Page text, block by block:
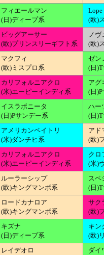
フィエールマン
(日)ディープ系
Lope
(欧)
ビッグアーサー
(欧)プリンスリーギフト系
ノヴ
(欧)
マクフィ
(欧)ミスプロ系
ゼン
(日)T
カリフォルニアクロ
(米)エーピーインディ系
アグ
(日)P
イスラボニータ
(日)Pサンデー系
ハー
(日)T
アメリカンペイトリ
(米)ダンチヒ系
アド
(欧)
カリフォルニアクロ
(米)エーピーインディ系
クロ
(米)
ルーラーシップ
(欧)キングマンボ系
スペ
(日)T
ロードカナロア
(欧)キングマンボ系
サク
(欧)
キズナ
(日)ディープ系
キン
(欧)
レイデオロ
ダイ